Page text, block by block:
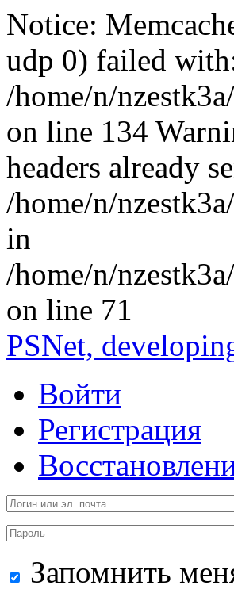
Notice:
udp 0) failed
/home/n/
on line 134
headers already
/home/n/
in
/home/n/
on line 71
PSNet,
Войти
Регистрация
Запомнить